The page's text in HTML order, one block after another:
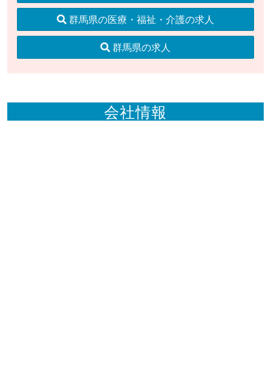
群馬県の医療・福祉・介護の求人
群馬県の求人
会社情報